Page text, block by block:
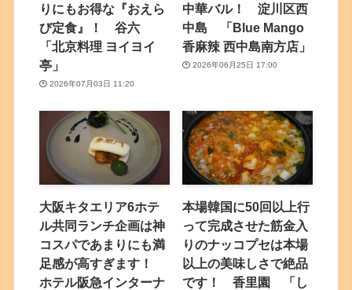
りにもお得な『おえら
び定食』！ 谷六
「北京料理 ヨイヨイ
亭」
2026年07月03日 11:20
中華バル！ 淀川区西
中島 「Blue Mango
香麻辣 西中島南方店」
2026年06月25日 17:00
大阪キタエリア6ホテ
ル共同ランチ企画は神
コスパであまりにも満
足感が高すぎます！
ホテル阪急インターナ
本場韓国に50回以上行
って完成させた筋金入
りのナッコプセは本場
以上の美味しさで絶品
です！ 香里園 「し